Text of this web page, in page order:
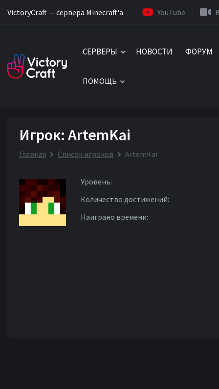
VictoryCraft — сервера Minecraft'a YouTube
СЕРВЕРЫ НОВОСТИ ФОРУМ
ПОМОЩЬ
Игрок: ArtemKai
Главная Список игроков ArtemKai
Уровень:
Количество достижений:
Наиграно времени: